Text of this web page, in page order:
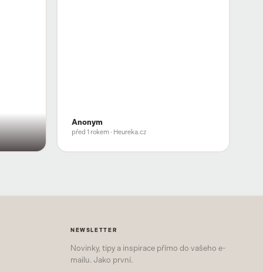
Anonym
před 1 rokem · Heureka.cz
NEWSLETTER
Novinky, tipy a inspirace přímo do vašeho e-
mailu. Jako první.